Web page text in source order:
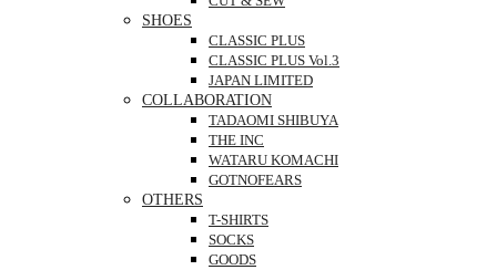
SHOES
CLASSIC PLUS
CLASSIC PLUS Vol.3
JAPAN LIMITED
COLLABORATION
TADAOMI SHIBUYA
THE INC
WATARU KOMACHI
GOTNOFEARS
OTHERS
T-SHIRTS
SOCKS
GOODS